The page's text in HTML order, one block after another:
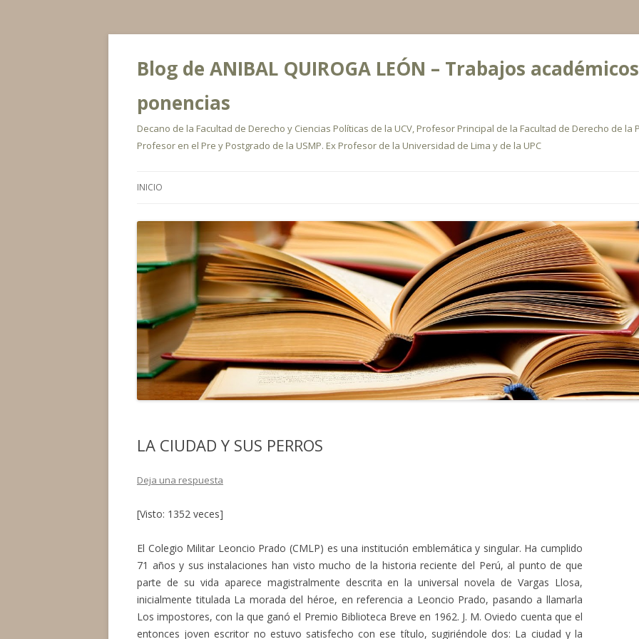
Blog de ANIBAL QUIROGA LEÓN – Trabajos
ponencias
Decano de la Facultad de Derecho y Ciencias Políticas de la UCV, Profesor Principal de la Facultad de Derecho de
Profesor en el Pre y Postgrado de la USMP. Ex Profesor de la Universidad de Lima y de la UPC
INICIO
LA CIUDAD Y SUS PERROS
Deja una respuesta
[Visto: 1352 veces]
El Colegio Militar Leoncio Prado (CMLP) es una institución emblemática y singular. Ha cumplido
71 años y sus instalaciones han visto mucho de la historia reciente del Perú, al punto de que
parte de su vida aparece magistralmente descrita en la universal novela de Vargas Llosa,
inicialmente titulada La morada del héroe, en referencia a Leoncio Prado, pasando a llamarla
Los impostores, con la que ganó el Premio Biblioteca Breve en 1962. J. M. Oviedo cuenta que el
entonces joven escritor no estuvo satisfecho con ese título, sugiriéndole dos: La ciudad y la